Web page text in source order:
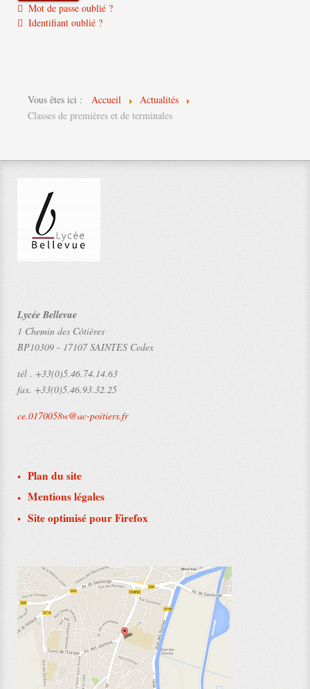
Mot de passe oublié ?
Identifiant oublié ?
Vous êtes ici : Accueil
Actualités
Classes de premières et de terminales
Lycée Bellevue
1 Chemin des Côtières
BP10309 - 17107 SAINTES Cedex
tél . +33(0)5.46.74.14.63
fax. +33(0)5.46.93.32.25
ce.0170058w@ac-poitiers.fr
Plan du site
Mentions légales
Site optimisé pour Firefox